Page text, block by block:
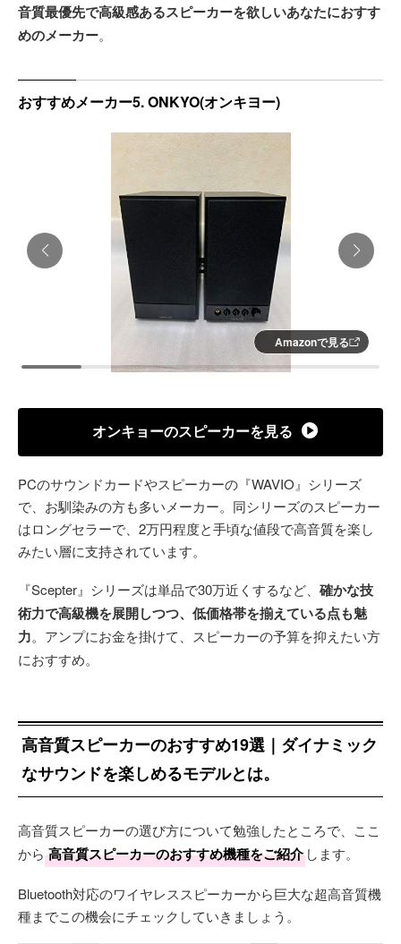
音質最優先で高級感あるスピーカーを欲しいあなたにおすす
めのメーカー。
おすすめメーカー5. ONKYO(オンキヨー)
Amazonで見る
オンキョーのスピーカーを見る
PCのサウンドカードやスピーカーの『WAVIO』シリーズ
で、お馴染みの方も多いメーカー。同シリーズのスピーカー
はロングセラーで、2万円程度と手頃な値段で高音質を楽し
みたい層に支持されています。
『Scepter』シリーズは単品で30万近くするなど、 確かな技
術力で高級機を展開しつつ、低価格帯を揃えている点も魅
力。アンプにお金を掛けて、スピーカーの予算を抑えたい方
におすすめ。
高音質スピーカーのおすすめ19選｜ダイナミック
なサウンドを楽しめるモデルとは。
高音質スピーカーの選び方について勉強したところで、ここ
から 高音質スピーカーのおすすめ機種をご紹介 します。
Bluetooth対応のワイヤレススピーカーから巨大な超高音質機
種までこの機会にチェックしていきましょう。